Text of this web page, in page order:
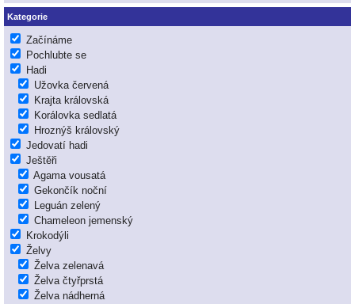
Kategorie
Začínáme
Pochlubte se
Hadi
Užovka červená
Krajta královská
Korálovka sedlatá
Hroznýš královský
Jedovatí hadi
Ještěři
Agama vousatá
Gekončík noční
Leguán zelený
Chameleon jemenský
Krokodýli
Želvy
Želva zelenavá
Želva čtyřprstá
Želva nádherná